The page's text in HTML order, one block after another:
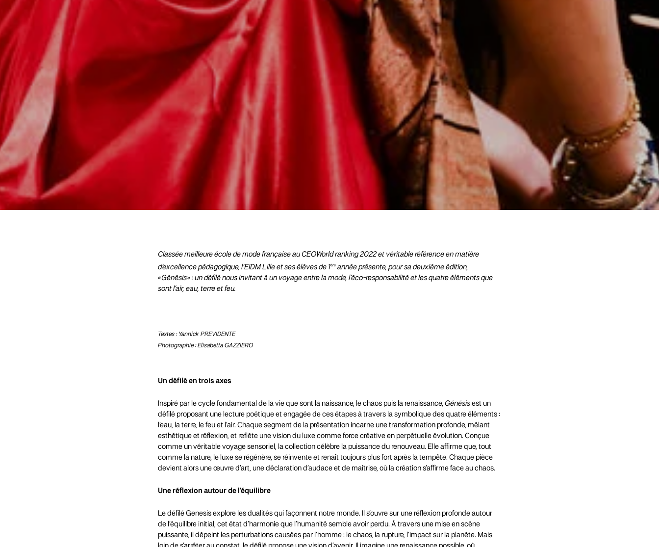
Classée meilleure école de mode française au CEOWorld ranking 2022 et véritable référence en matière
d’excellence pédagogique, l’EIDM Lille et ses élèves de 1ère année présente, pour sa deuxième édition,
«Génésis» : un défilé nous invitant à un voyage entre la mode, l’éco-responsabilité et les quatre éléments que
sont l’air, eau, terre et feu.
Textes : Yannick PREVIDENTE
Photographie : Elisabetta GAZZIERO
Un défilé en trois axes
Inspiré par le cycle fondamental de la vie que sont la naissance, le chaos puis la renaissance, Génésis est un
défilé proposant une lecture poétique et engagée de ces étapes à travers la symbolique des quatre éléments :
l’eau, la terre, le feu et l’air. Chaque segment de la présentation incarne une transformation profonde, mêlant
esthétique et réflexion, et reflète une vision du luxe comme force créative en perpétuelle évolution. Conçue
comme un véritable voyage sensoriel, la collection célèbre la puissance du renouveau. Elle affirme que, tout
comme la nature, le luxe se régénère, se réinvente et renaît toujours plus fort après la tempête. Chaque pièce
devient alors une œuvre d’art, une déclaration d’audace et de maîtrise, où la création s’affirme face au chaos.
Une réflexion autour de l’équilibre
Le défilé Genesis explore les dualités qui façonnent notre monde. Il s’ouvre sur une réflexion profonde autour
de l’équilibre initial, cet état d’harmonie que l’humanité semble avoir perdu. À travers une mise en scène
puissante, il dépeint les perturbations causées par l’homme : le chaos, la rupture, l’impact sur la planète. Mais